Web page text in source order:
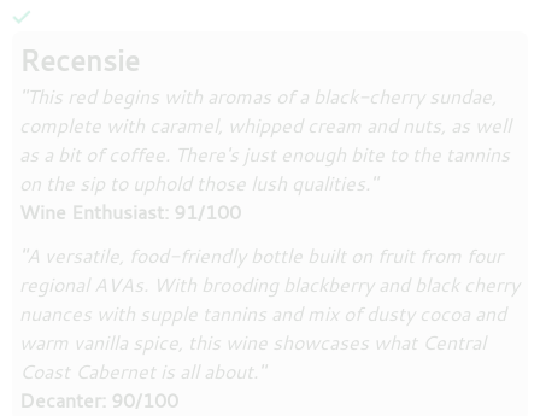
Recensie
"This red begins with aromas of a black-cherry sundae,
complete with caramel, whipped cream and nuts, as well
as a bit of coffee. There's just enough bite to the tannins
on the sip to uphold those lush qualities."
Wine Enthusiast: 91/100
"A versatile, food-friendly bottle built on fruit from four
regional AVAs. With brooding blackberry and black cherry
nuances with supple tannins and mix of dusty cocoa and
warm vanilla spice, this wine showcases what Central
Coast Cabernet is all about."
Decanter: 90/100